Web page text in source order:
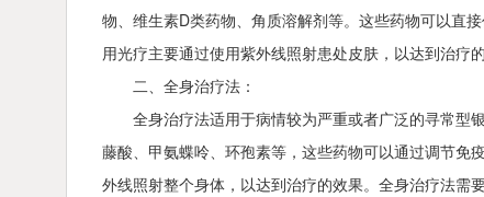
物、维生素D类药物、角质溶解剂等。这些药物可以直
用光疗主要通过使用紫外线照射患处皮肤，以达到治疗的
二、全身治疗法：
全身治疗法适用于病情较为严重或者广泛的寻常型
藤酸、甲氨蝶呤、环孢素等，这些药物可以通过调节免
外线照射整个身体，以达到治疗的效果。全身治疗法需